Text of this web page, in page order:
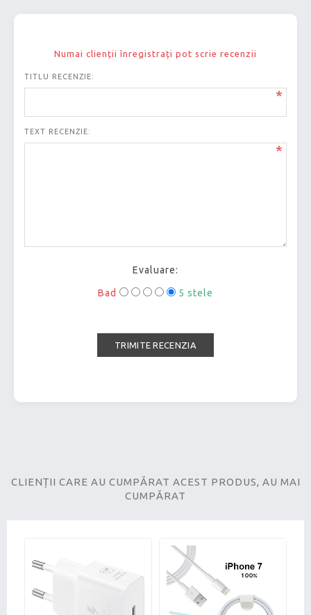
Numai clienții înregistrați pot scrie recenzii
TITLU RECENZIE:
*
TEXT RECENZIE:
*
Evaluare:
Bad 5 stele
CLIENȚII CARE AU CUMPĂRAT ACEST PRODUS, AU MAI
CUMPĂRAT